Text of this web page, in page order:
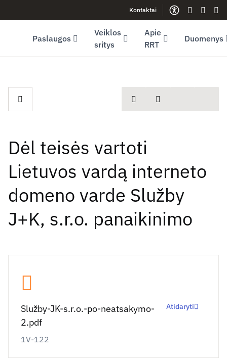
Youtube (opens in new window)Kontaktai
Gestų
Paslaugos
Veiklos
sritys
Apie
RRT
Duomenys
spausdintiDalintis
Dėl teisės vartoti
Lietuvos vardą interneto
domeno varde Služby
J+K, s.r.o. panaikinimo
Služby-JK-s.r.o.-po-neatsakymo-
2.pdf
1V-122
Atidaryti